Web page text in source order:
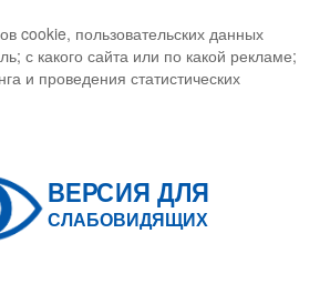
cookie, пользовательских данных
с какого сайта или по какой рекламе;
и проведения статистических